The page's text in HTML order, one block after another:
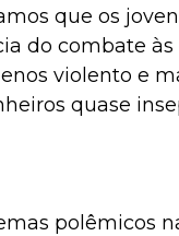
que os
do combate às
violento e
quase
polêmicos